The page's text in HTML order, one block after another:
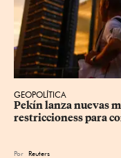
GEOPOLÍTICA
Pekín lanza nuevas
restriccioness para
Por Reuters